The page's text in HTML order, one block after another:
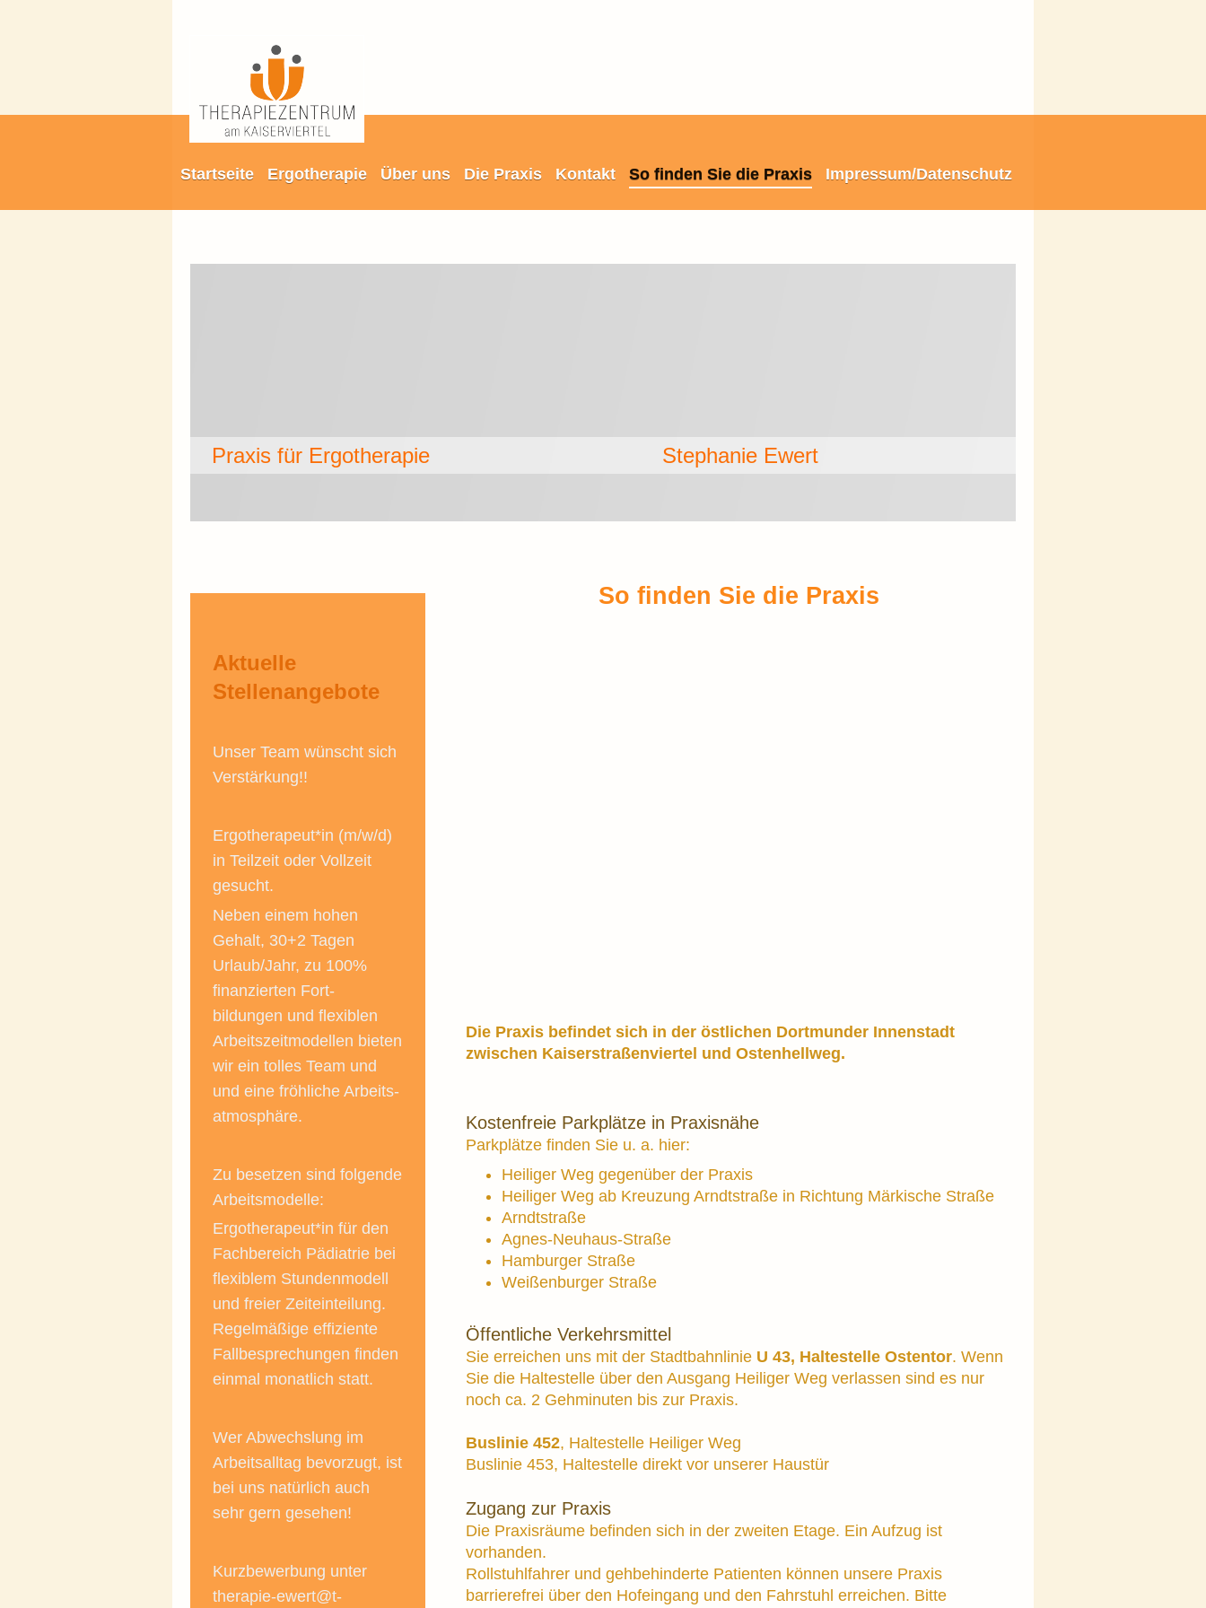
Startseite Ergotherapie Über uns Die Praxis Kontakt So finden Sie die Praxis Impressum/Datenschutz
Praxis für Ergotherapie Stephanie Ewert
So finden Sie die Praxis
Die Praxis befindet sich in der östlichen Dortmunder Innenstadt
zwischen Kaiserstraßenviertel und Ostenhellweg.
Kostenfreie Parkplätze in Praxisnähe
Parkplätze finden Sie u. a. hier:
Heiliger Weg gegenüber der Praxis
Heiliger Weg ab Kreuzung Arndtstraße in Richtung Märkische Straße
Arndtstraße
Agnes-Neuhaus-Straße
Hamburger Straße
Weißenburger Straße
Öffentliche Verkehrsmittel
Sie erreichen uns mit der Stadtbahnlinie U 43, Haltestelle Ostentor. Wenn
Sie die Haltestelle über den Ausgang Heiliger Weg verlassen sind es nur
noch ca. 2 Gehminuten bis zur Praxis.
Buslinie 452, Haltestelle Heiliger Weg
Buslinie 453, Haltestelle direkt vor unserer Haustür
Zugang zur Praxis
Die Praxisräume befinden sich in der zweiten Etage. Ein Aufzug ist
vorhanden.
Rollstuhlfahrer und gehbehinderte Patienten können unsere Praxis
barrierefrei über den Hofeingang und den Fahrstuhl erreichen. Bitte
Aktuelle
Stellenangebote
Unser Team wünscht sich
Verstärkung!!
Ergotherapeut*in (m/w/d)
in Teilzeit oder Vollzeit
gesucht.
Neben einem hohen
Gehalt, 30+2 Tagen
Urlaub/Jahr, zu 100%
finanzierten Fort-
bildungen und flexiblen
Arbeitszeitmodellen bieten
wir ein tolles Team und
und eine fröhliche Arbeits-
atmosphäre.
Zu besetzen sind folgende
Arbeitsmodelle:
Ergotherapeut*in für den
Fachbereich Pädiatrie bei
flexiblem Stundenmodell
und freier Zeiteinteilung.
Regelmäßige effiziente
Fallbesprechungen finden
einmal monatlich statt.
Wer Abwechslung im
Arbeitsalltag bevorzugt, ist
bei uns natürlich auch
sehr gern gesehen!
Kurzbewerbung unter
therapie-ewert@t-